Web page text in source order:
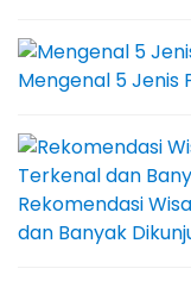
Mengenal 5 Jenis
Rekomendasi
dan Banyak